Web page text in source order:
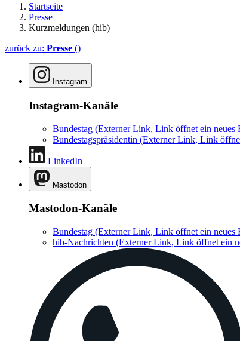
Startseite
Presse
Kurzmeldungen (hib)
zurück zu: Presse ()
Instagram
Instagram-Kanäle
Bundestag (Externer Link, Link öffnet ein neues
Bundestagspräsidentin (Externer Link, Link
LinkedIn
Mastodon
Mastodon-Kanäle
Bundestag (Externer Link, Link öffnet ein neues
hib-Nachrichten (Externer Link, Link öffnet ein